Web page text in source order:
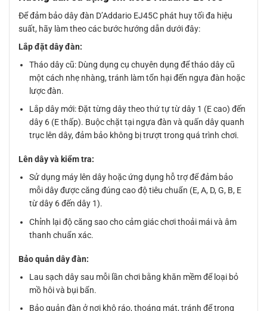
Để đảm bảo dây đàn D’Addario EJ45C phát huy tối đa hiệu
suất, hãy làm theo các bước hướng dẫn dưới đây:
Lắp đặt dây đàn:
Tháo dây cũ: Dùng dụng cụ chuyên dụng để tháo dây cũ
một cách nhẹ nhàng, tránh làm tổn hại đến ngựa đàn hoặc
lược đàn.
Lắp dây mới: Đặt từng dây theo thứ tự từ dây 1 (E cao) đến
dây 6 (E thấp). Buộc chặt tại ngựa đàn và quấn dây quanh
trục lên dây, đảm bảo không bị trượt trong quá trình chơi.
Lên dây và kiểm tra:
Sử dụng máy lên dây hoặc ứng dụng hỗ trợ để đảm bảo
mỗi dây được căng đúng cao độ tiêu chuẩn (E, A, D, G, B, E
từ dây 6 đến dây 1).
Chỉnh lại độ căng sao cho cảm giác chơi thoải mái và âm
thanh chuẩn xác.
Bảo quản dây đàn:
Lau sạch dây sau mỗi lần chơi bằng khăn mềm để loại bỏ
mồ hôi và bụi bẩn.
Bảo quản đàn ở nơi khô ráo, thoáng mát, tránh để trong